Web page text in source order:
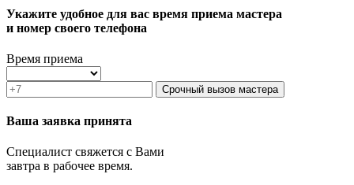
Укажите удобное для вас время приема мастера
и номер своего телефона
Время приема
Срочный вызов мастера
Ваша заявка принята
Специалист свяжется с Вами
завтра в рабочее время.